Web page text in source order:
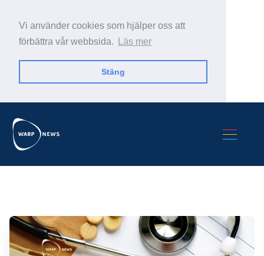
Vi använder cookies som hjälper oss att
förbättra vår webbsida.
Läs mer
Stäng